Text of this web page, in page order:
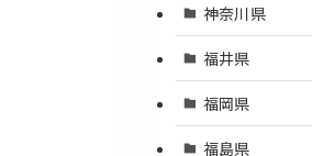
神奈川県
福井県
福岡県
福島県